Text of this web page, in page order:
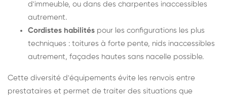
d'immeuble, ou dans des charpentes inaccessibles
autrement.
Cordistes habilités pour les configurations les plus
techniques : toitures à forte pente, nids inaccessibles
autrement, façades hautes sans nacelle possible.
Cette diversité d'équipements évite les renvois entre
prestataires et permet de traiter des situations que